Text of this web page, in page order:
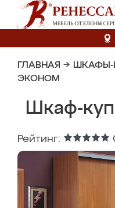
ГЛАВНАЯ → ШКАФЫ-
ЭКОНОМ
Шкаф-
Рейтинг: